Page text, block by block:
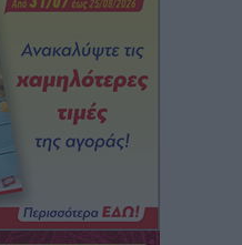
σε μονόδρομο στο
όχημα με μητέρα και
σαν ταινία
της Χαρούλας